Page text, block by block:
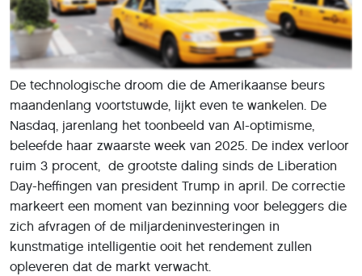
De technologische droom die de Amerikaanse beurs
maandenlang voortstuwde, lijkt even te wankelen. De
Nasdaq, jarenlang het toonbeeld van AI-optimisme,
beleefde haar zwaarste week van 2025. De index verloor
ruim 3 procent, de grootste daling sinds de Liberation
Day-heffingen van president Trump in april. De correctie
markeert een moment van bezinning voor beleggers die
zich afvragen of de miljardeninvesteringen in
kunstmatige intelligentie ooit het rendement zullen
opleveren dat de markt verwacht.